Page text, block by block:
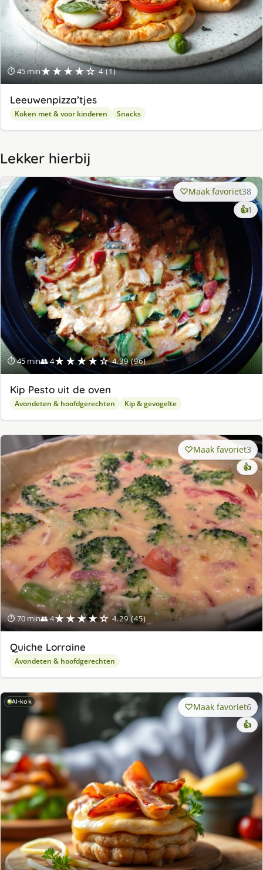
⏱ 45 min★★★★☆ 4 (1)
Leeuwenpizza’tjes
Koken met & voor kinderen Snacks
Lekker hierbij
⏱ 45 min👥 4★★★★☆ 4.39 (96)
Maak favoriet38
👍1
Kip Pesto uit de oven
Avondeten & hoofdgerechten Kip & gevogelte
⏱ 70 min👥 4★★★★☆ 4.29 (45)
Maak favoriet3
👍
Quiche Lorraine
Avondeten & hoofdgerechten
AI-kok Maak favoriet6
👍